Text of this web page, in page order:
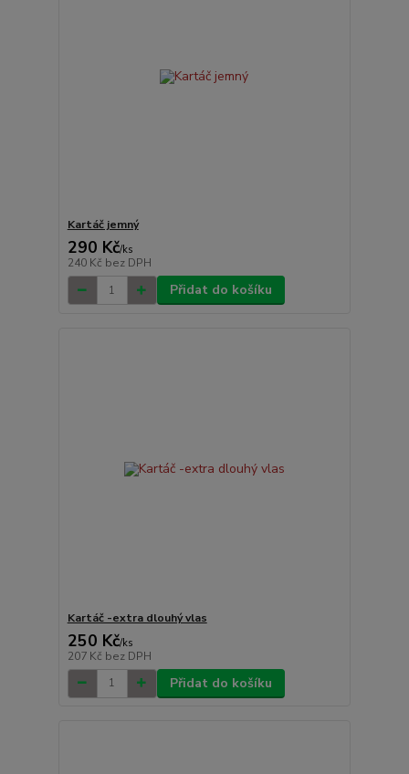
Kartáč jemný
290 Kč/ks
240 Kč bez DPH
Přidat do košíku
Kartáč -extra dlouhý vlas
250 Kč/ks
207 Kč bez DPH
Přidat do košíku